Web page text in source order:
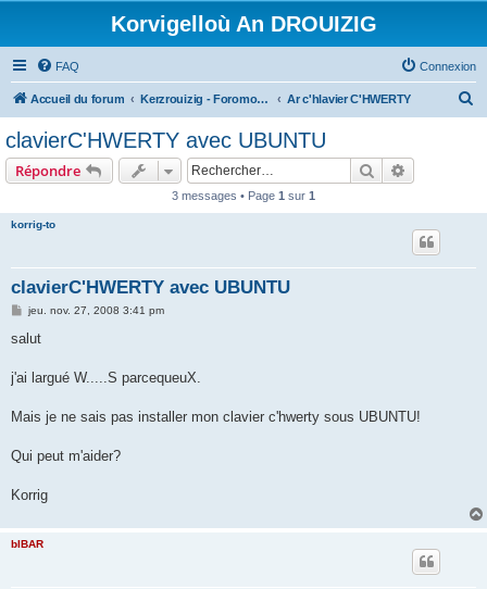
Korvigelloù An DROUIZIG
FAQ Connexion
Accueil du forum Kerzrouizig - Foromoù An Drouizig Ar c'hlavier C'HWERTY
clavierC'HWERTY avec UBUNTU
Répondre Rechercher
3 messages • Page 1 sur 1
korrig-to
clavierC'HWERTY avec UBUNTU
M
s
g
jeu. nov. 27, 2008 3:41 pm
salut
j'ai largué W.....S parcequeuX.
Mais je ne sais pas installer mon clavier c'hwerty sous UBUNTU!
Qui peut m'aider?
Korrig
bIBAR